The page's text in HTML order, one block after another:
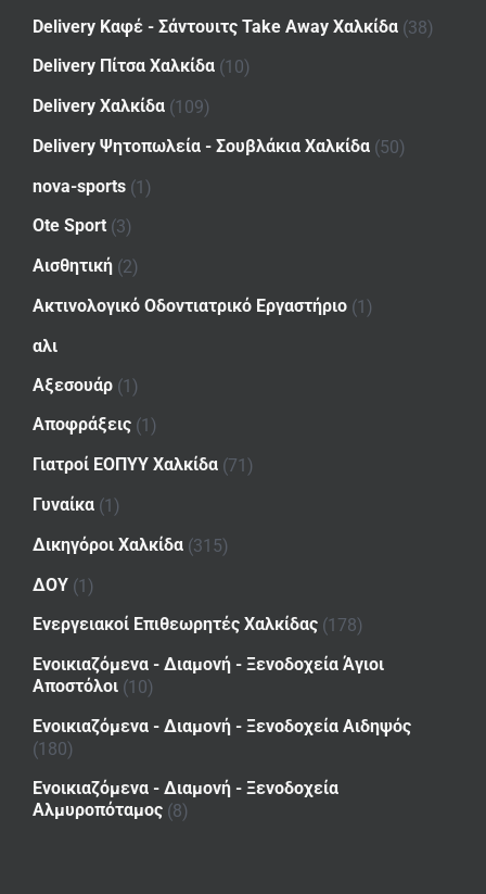
Delivery Καφέ - Σάντουιτς Take Away Χαλκίδα (38)
Delivery Πίτσα Χαλκίδα (10)
Delivery Χαλκίδα (109)
Delivery Ψητοπωλεία - Σουβλάκια Χαλκίδα (50)
nova-sports (1)
Ote Sport (3)
Αισθητική (2)
Ακτινολογικό Οδοντιατρικό Εργαστήριο (1)
αλι
Αξεσουάρ (1)
Αποφράξεις (1)
Γιατροί ΕΟΠΥΥ Χαλκίδα (71)
Γυναίκα (1)
Δικηγόροι Χαλκίδα (315)
ΔΟΥ (1)
Ενεργειακοί Επιθεωρητές Χαλκίδας (178)
Ενοικιαζόμενα - Διαμονή - Ξενοδοχεία Άγιοι
Αποστόλοι (10)
Ενοικιαζόμενα - Διαμονή - Ξενοδοχεία Αιδηψός
(180)
Ενοικιαζόμενα - Διαμονή - Ξενοδοχεία
Αλμυροπόταμος (8)